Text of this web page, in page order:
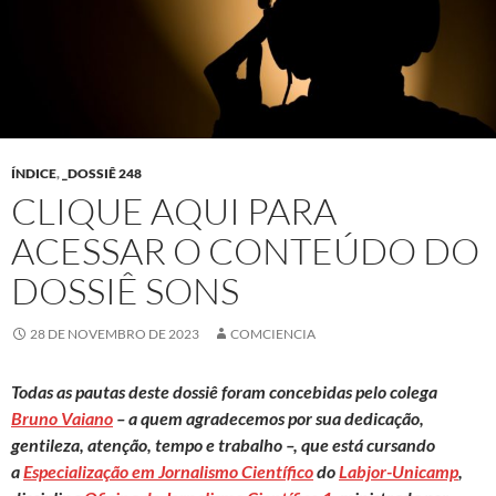
ÍNDICE, _DOSSIÊ 248
CLIQUE AQUI PARA
ACESSAR O CONTEÚDO DO
DOSSIÊ SONS
28 DE NOVEMBRO DE 2023 COMCIENCIA
Todas as pautas deste dossiê foram concebidas pelo colega
Bruno Vaiano – a quem agradecemos por sua dedicação,
gentileza, atenção, tempo e trabalho –, que está cursando
aEspecialização em Jornalismo CientíficodoLabjor-Unicamp,